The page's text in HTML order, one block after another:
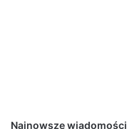
Najnowsze wiadomości